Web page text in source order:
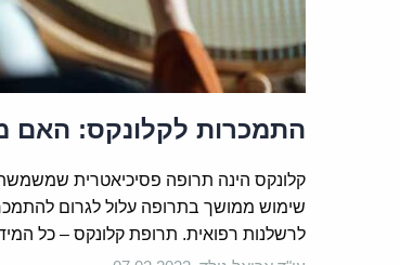
התמכרות לקלונקס: האם
קלונקס הינה תרופה פסיכיאטרית
שימוש ממושך בתרופה עלול לגרום
לרשלנות רפואית. תרופת קלונקס – כל